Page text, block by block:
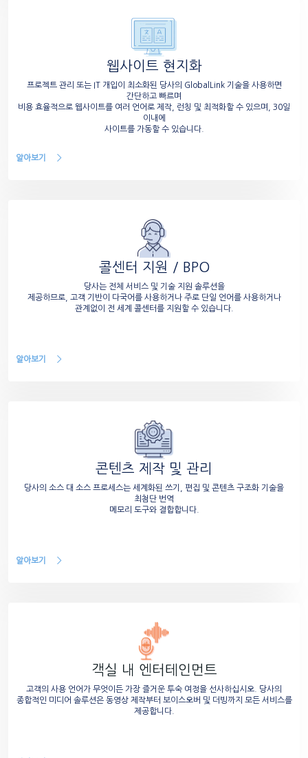
웹사이트 현지화
프로젝트 관리 또는 IT 개입이 최소화된 당사의 GlobalLink 기술을 사용하면
간단하고 빠르며
비용 효율적으로 웹사이트를 여러 언어로 제작, 런칭 및 최적화할 수 있으며, 30일
이내에
사이트를 가동할 수 있습니다.
알아보기
콜센터 지원 / BPO
당사는 전체 서비스 및 기술 지원 솔루션을
제공하므로, 고객 기반이 다국어를 사용하거나 주로 단일 언어를 사용하거나
관계없이 전 세계 콜센터를 지원할 수 있습니다.
알아보기
콘텐츠 제작 및 관리
당사의 소스 대 소스 프로세스는 세계화된 쓰기, 편집 및 콘텐츠 구조화 기술을
최첨단 번역
메모리 도구와 결합합니다.
알아보기
객실 내 엔터테인먼트
고객의 사용 언어가 무엇이든 가장 즐거운 투숙 여정을 선사하십시오. 당사의
종합적인 미디어 솔루션은 동영상 제작부터 보이스오버 및 더빙까지 모든 서비스를
제공합니다.